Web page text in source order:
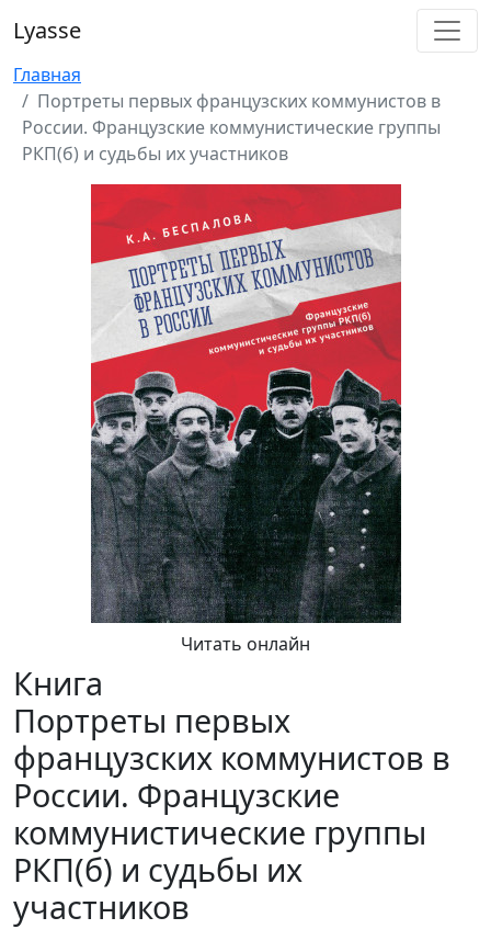
Lyasse
Главная
Портреты первых французских коммунистов в
России. Французские коммунистические группы
РКП(б) и судьбы их участников
Читать онлайн
Книга
Портреты первых
французских коммунистов в
России. Французские
коммунистические группы
РКП(б) и судьбы их
участников